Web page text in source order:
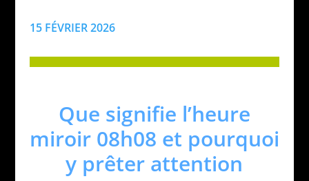
15 FÉVRIER 2026
Que signifie l’heure
miroir 08h08 et pourquoi
y prêter attention